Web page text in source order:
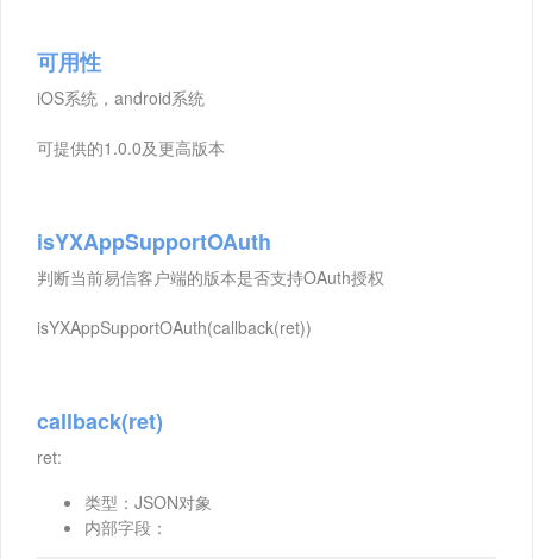
可用性
iOS系统，android系统
可提供的1.0.0及更高版本
isYXAppSupportOAuth
判断当前易信客户端的版本是否支持OAuth授权
isYXAppSupportOAuth(callback(ret))
callback(ret)
ret:
类型：JSON对象
内部字段：